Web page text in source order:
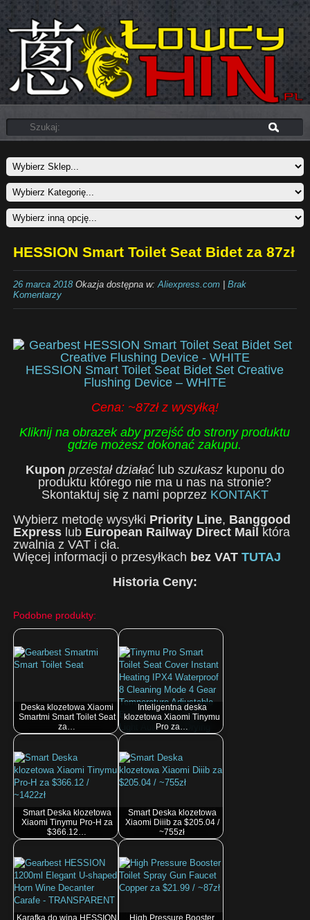
HESSION Smart Toilet Seat Bidet za 87zł
26 marca 2018Okazja dostępna w:Aliexpress.com| Brak
Komentarzy
HESSION Smart Toilet Seat Bidet Set Creative
Flushing Device – WHITE
Cena: ~87zł z wysyłką!
Kliknij na obrazek aby przejść do strony produktu
gdzie możesz dokonać zakupu.
Kupon przestał działaćlub szukaszkuponu do
produktu którego nie ma u nas na stronie?
Skontaktuj się z nami poprzez KONTAKT
Wybierz metodę wysyłki Priority Line, Banggood
Expresslub European Railway Direct Mail
która
zwalnia z VAT i cła.
Więcej informacji o przesyłkach bez VAT TUTAJ
Historia Ceny:
Podobne produkty:
Deska klozetowa Xiaomi
Smartmi Smart Toilet Seat
za…
Inteligentna deska
klozetowa Xiaomi Tinymu
Pro za…
Smart Deska klozetowa
Xiaomi Tinymu Pro-H za
$366.12…
Smart Deska klozetowa
Xiaomi Diiib za $205.04 /
~755zł
Karafka do wina HESSION
High Pressure Booster